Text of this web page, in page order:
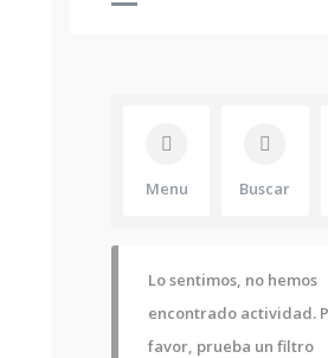
Menu Buscar
Lo sentimos, no hemos
encontrado actividad.
favor, prueba un filtro